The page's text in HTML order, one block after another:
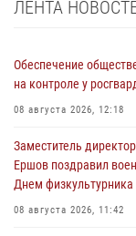
ЛЕНТА
Обеспечение
на контроле у
08 августа 2026, 12:18
Заместитель
Ершов поздравил
Днем физкультурника
08 августа 2026, 11:42